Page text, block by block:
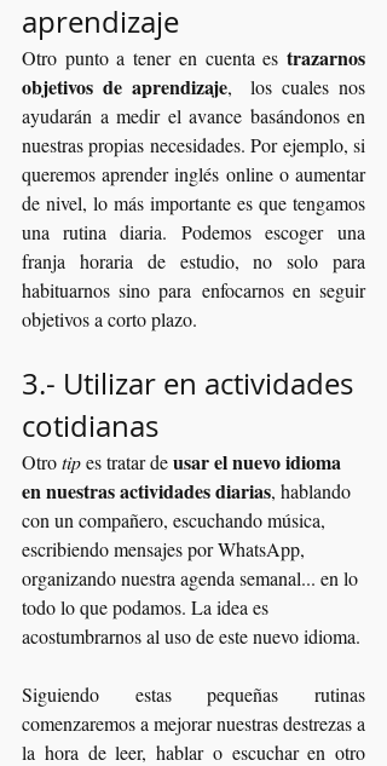
aprendizaje
Otro punto a tener en cuenta es trazarnos
objetivos de aprendizaje,  los cuales nos
ayudarán a medir el avance basándonos en
nuestras propias necesidades. Por ejemplo, si
queremos aprender inglés online o aumentar
de nivel, lo más importante es que tengamos
una rutina diaria. Podemos escoger una
franja horaria de estudio, no solo para
habituarnos sino para enfocarnos en seguir
objetivos a corto plazo.
3.- Utilizar en actividades
cotidianas
Otro tip es tratar de usar el nuevo idioma
en nuestras actividades diarias, hablando
con un compañero, escuchando música,
escribiendo mensajes por WhatsApp,
organizando nuestra agenda semanal... en lo
todo lo que podamos. La idea es
acostumbrarnos al uso de este nuevo idioma.
Siguiendo estas pequeñas rutinas
comenzaremos a mejorar nuestras destrezas a
la hora de leer, hablar o escuchar en otro